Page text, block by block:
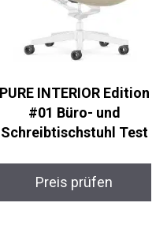
PURE INTERIOR Edition
#01 Büro- und
Schreibtischstuhl Test
Preis prüfen